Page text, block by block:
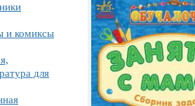
и комиксы
для